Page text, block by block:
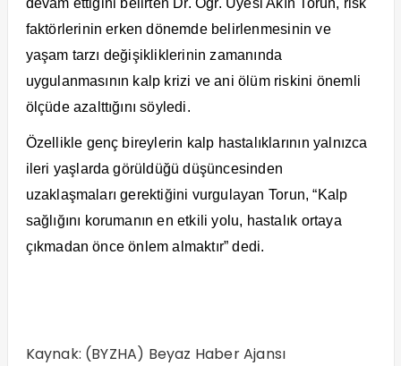
devam ettiğini belirten Dr. Öğr. Üyesi Akın Torun, risk
faktörlerinin erken dönemde belirlenmesinin ve
yaşam tarzı değişikliklerinin zamanında
uygulanmasının kalp krizi ve ani ölüm riskini önemli
ölçüde azalttığını söyledi.
Özellikle genç bireylerin kalp hastalıklarının yalnızca
ileri yaşlarda görüldüğü düşüncesinden
uzaklaşmaları gerektiğini vurgulayan Torun, “Kalp
sağlığını korumanın en etkili yolu, hastalık ortaya
çıkmadan önce önlem almaktır” dedi.
Kaynak: (BYZHA) Beyaz Haber Ajansı